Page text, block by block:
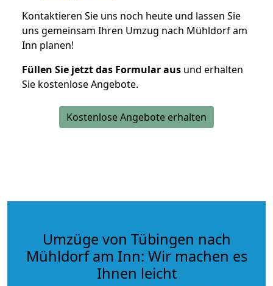
Kontaktieren Sie uns noch heute und lassen Sie
uns gemeinsam Ihren Umzug nach Mühldorf am
Inn planen!
Füllen Sie jetzt das Formular aus und erhalten
Sie kostenlose Angebote.
Kostenlose Angebote erhalten
Umzüge von Tübingen nach
Mühldorf am Inn: Wir machen es
Ihnen leicht